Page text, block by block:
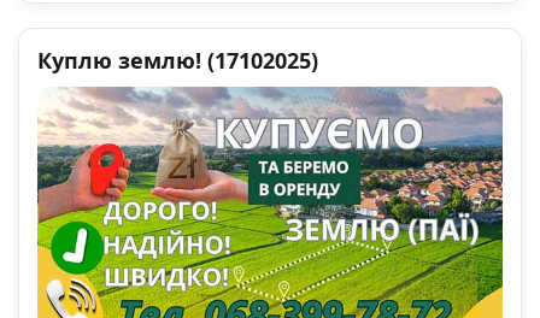
Куплю землю! (17102025)